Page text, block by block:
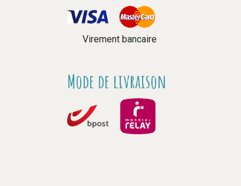
Virement bancaire
Mode de livraison